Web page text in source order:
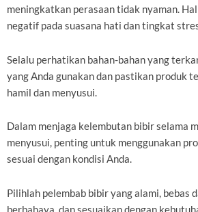
meningkatkan perasaan tidak nyaman.
negatif pada suasana hati dan tingkat
Selalu perhatikan bahan-bahan yang
yang Anda gunakan dan pastikan produk
hamil dan menyusui.
Dalam menjaga kelembutan bibir selama
menyusui, penting untuk menggunakan
sesuai dengan kondisi Anda.
Pilihlah pelembab bibir yang alami, bebas
berbahaya, dan sesuaikan dengan